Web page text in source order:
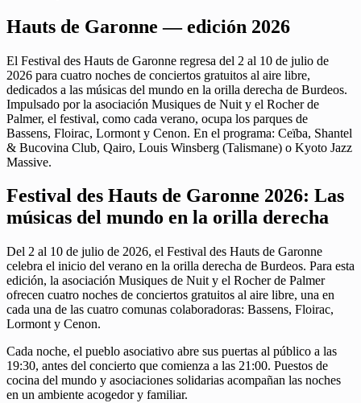
Hauts de Garonne — edición 2026
El Festival des Hauts de Garonne regresa del 2 al 10 de julio de
2026 para cuatro noches de conciertos gratuitos al aire libre,
dedicados a las músicas del mundo en la orilla derecha de Burdeos.
Impulsado por la asociación Musiques de Nuit y el Rocher de
Palmer, el festival, como cada verano, ocupa los parques de
Bassens, Floirac, Lormont y Cenon. En el programa: Ceïba, Shantel
& Bucovina Club, Qairo, Louis Winsberg (Talismane) o Kyoto Jazz
Massive.
Festival des Hauts de Garonne 2026: Las
músicas del mundo en la orilla derecha
Del 2 al 10 de julio de 2026, el Festival des Hauts de Garonne
celebra el inicio del verano en la orilla derecha de Burdeos. Para esta
edición, la asociación Musiques de Nuit y el Rocher de Palmer
ofrecen cuatro noches de conciertos gratuitos al aire libre, una en
cada una de las cuatro comunas colaboradoras: Bassens, Floirac,
Lormont y Cenon.
Cada noche, el pueblo asociativo abre sus puertas al público a las
19:30, antes del concierto que comienza a las 21:00. Puestos de
cocina del mundo y asociaciones solidarias acompañan las noches
en un ambiente acogedor y familiar.